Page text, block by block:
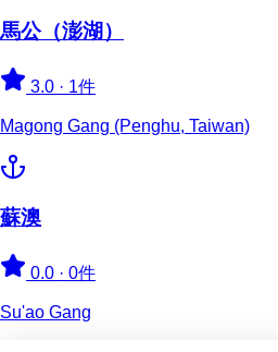
馬公（澎湖）
3.0 · 1件
Magong Gang (Penghu, Taiwan)
蘇澳
0.0 · 0件
Su'ao Gang